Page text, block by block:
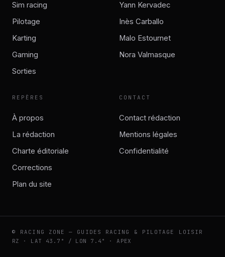
Sim racing
Pilotage
Karting
Gaming
Sorties
Yann Kervadec
Inès Carballo
Malo Estournet
Nora Valmasque
REPÈRES
À propos
La rédaction
Charte éditoriale
Corrections
Plan du site
CONTACT
Contact rédaction
Mentions légales
Confidentialité
© RACING ZONE — GUIDES RACING & PILOTAGE LOISIR
RZ · LAT 43.7° / LON 7.4° · APEX